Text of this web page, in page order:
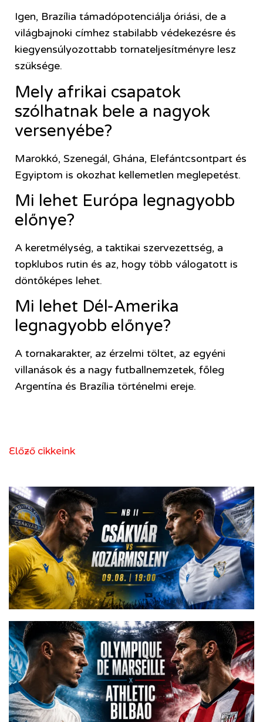
Előző cikkeink
Igen, Brazília támadópotenciálja óriási, de a
világbajnoki címhez stabilabb védekezésre és
kiegyensúlyozottabb tornateljesítményre lesz
szüksége.
Mely afrikai csapatok
szólhatnak bele a nagyok
versenyébe?
Marokkó, Szenegál, Ghána, Elefántcsontpart és
Egyiptom is okozhat kellemetlen meglepetést.
Mi lehet Európa legnagyobb
előnye?
A keretmélység, a taktikai szervezettség, a
topklubos rutin és az, hogy több válogatott is
döntőképes lehet.
Mi lehet Dél-Amerika
legnagyobb előnye?
A tornakarakter, az érzelmi töltet, az egyéni
villanások és a nagy futballnemzetek, főleg
Argentína és Brazília történelmi ereje.